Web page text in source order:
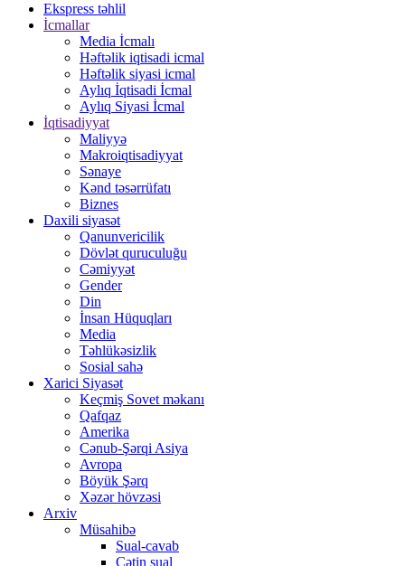
Ekspress təhlil
İcmallar
Media İcmalı
Həftəlik iqtisadi icmal
Həftəlik siyasi icmal
Aylıq İqtisadi İcmal
Aylıq Siyasi İcmal
İqtisadiyyat
Maliyyə
Makroiqtisadiyyat
Sənaye
Kənd təsərrüfatı
Biznes
Daxili siyasət
Qanunvericilik
Dövlət quruculuğu
Cəmiyyət
Gender
Din
İnsan Hüquqları
Media
Təhlükəsizlik
Sosial sahə
Xarici Siyasət
Keçmiş Sovet məkanı
Qafqaz
Amerika
Cənub-Şərqi Asiya
Avropa
Böyük Şərq
Xəzər hövzəsi
Arxiv
Müsahibə
Sual-cavab
Çətin sual